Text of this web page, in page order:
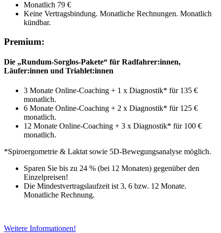
Monatlich 79 €
Keine Vertragsbindung. Monatliche Rechnungen. Monatlich
kündbar.
Premium:
Die „Rundum-Sorglos-Pakete“ für Radfahrer:innen,
Läufer:innen und Triahlet:innen
3 Monate Online-Coaching + 1 x Diagnostik* für 135 €
monatlich.
6 Monate Online-Coaching + 2 x Diagnostik* für 125 €
monatlich.
12 Monate Online-Coaching + 3 x Diagnostik* für 100 €
monatlich.
*Spiroergometrie & Laktat sowie 5D-Bewegungsanalyse möglich.
Sparen Sie bis zu 24 % (bei 12 Monaten) gegenüber den
Einzelpreisen!
Die Mindestvertragslaufzeit ist 3, 6 bzw. 12 Monate.
Monatliche Rechnung.
Weitere Informationen!